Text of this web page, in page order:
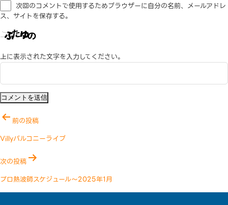
次回のコメントで使用するためブラウザーに自分の名前、メールアドレ
ス、サイトを保存する。
上に表示された文字を入力してください。
投
稿
ビ
ゲ
ー
前の投稿
Villyバルコニーライブ
次の投稿
プロ熱波師スケジュール〜2025年1月